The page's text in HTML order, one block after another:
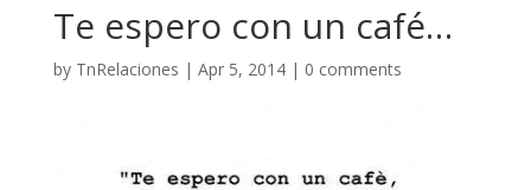
Te espero con un café…
by TnRelaciones | Apr 5, 2014| 0 comments